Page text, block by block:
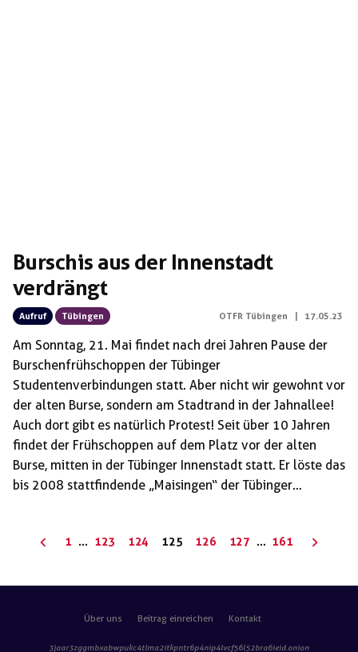
Burschis aus der Innenstadt
verdrängt
Aufruf Tübingen OTFR Tübingen | 17.05.23
Am Sonntag, 21. Mai findet nach drei Jahren Pause der
Burschenfrühschoppen der Tübinger
Studentenverbindungen statt. Aber nicht wir gewohnt vor
der alten Burse, sondern am Stadtrand in der Jahnallee!
Auch dort gibt es natürlich Protest! Seit über 10 Jahren
findet der Frühschoppen auf dem Platz vor der alten
Burse, mitten in der Tübinger Innenstadt statt. Er löste das
bis 2008 stattfindende „Maisingen“ der Tübinger
Frühling zu begrüßen“. Wegen der starken Gegenproteste
in Absprache von Verbindungen, Stadt und Uni schließlich
Schachzug, die […]
Seitennummerierung
Beiträge
1 … 123 124 125 126 127 … 161
Über uns Beitrag einreichen Kontakt
3jaar3zggmbxabwpukc4tlma2itkpntr6p4nip4lvcf56l52bra6ieid.onion